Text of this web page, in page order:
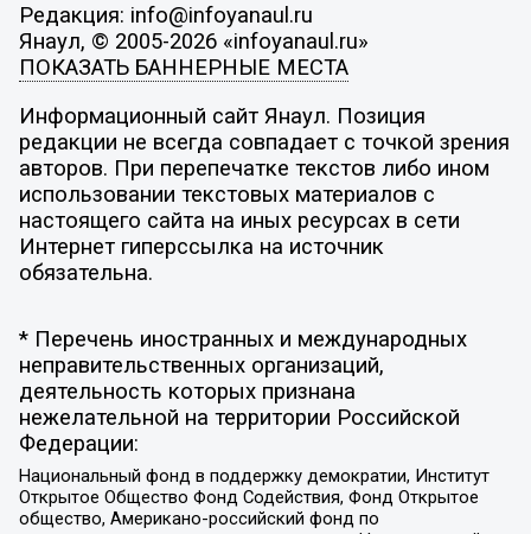
Редакция: info@infoyanaul.ru
Янаул, © 2005-2026 «infoyanaul.ru»
ПОКАЗАТЬ БАННЕРНЫЕ МЕСТА
Информационный сайт Янаул. Позиция
редакции не всегда совпадает с точкой зрения
авторов. При перепечатке текстов либо ином
использовании текстовых материалов с
настоящего сайта на иных ресурсах в сети
Интернет гиперссылка на источник
обязательна.
* Перечень иностранных и международных
неправительственных организаций,
деятельность которых признана
нежелательной на территории Российской
Федерации:
Национальный фонд в поддержку демократии, Институт
Открытое Общество Фонд Содействия, Фонд Открытое
общество, Американо-российский фонд по